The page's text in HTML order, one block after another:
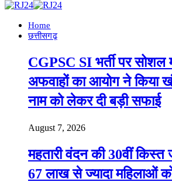
Home
छत्तीसगढ़
CGPSC SI भर्ती पर सोशल
अफवाहों का आयोग ने किया
नाम को लेकर दी बड़ी सफाई
August 7, 2026
महतारी वंदन की 30वीं किस्त
67 लाख से ज्यादा महिलाओं